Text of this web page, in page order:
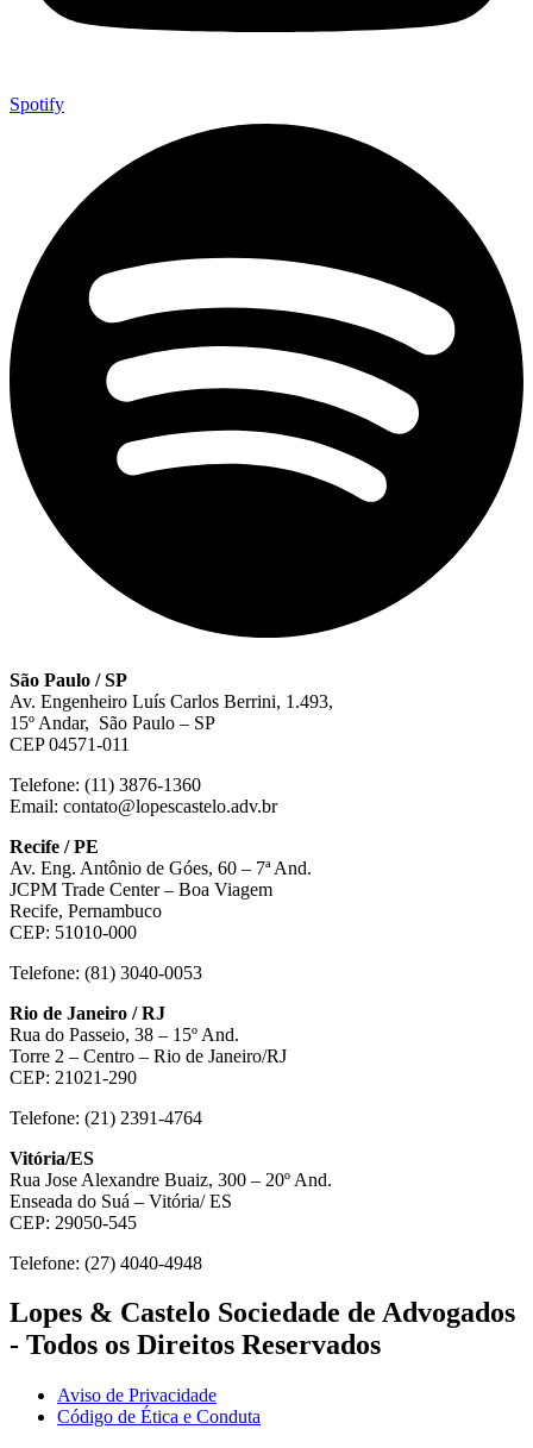
Spotify
São Paulo / SP
Av. Engenheiro Luís Carlos Berrini, 1.493,
15º Andar, São Paulo – SP
CEP 04571-011
Telefone: (11) 3876-1360
Email: contato@lopescastelo.adv.br
Recife / PE
Av. Eng. Antônio de Góes, 60 – 7ª And.
JCPM Trade Center – Boa Viagem
Recife, Pernambuco
CEP: 51010-000
Telefone: (81) 3040-0053
Rio de Janeiro / RJ
Rua do Passeio, 38 – 15º And.
Torre 2 – Centro – Rio de Janeiro/RJ
CEP: 21021-290
Telefone: (21) 2391-4764
Vitória/ES
Rua Jose Alexandre Buaiz, 300 – 20º And.
Enseada do Suá – Vitória/ ES
CEP: 29050-545
Telefone: (27) 4040-4948
Lopes & Castelo Sociedade de Advogados
- Todos os Direitos Reservados
Aviso de Privacidade
Código de Ética e Conduta